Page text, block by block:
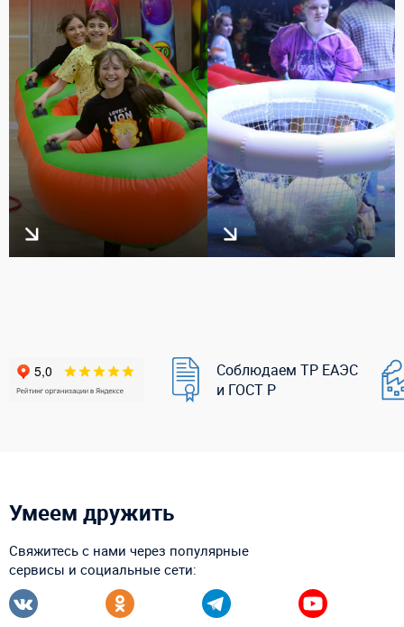
Соблюдаем ТР ЕАЭС
и ГОСТ Р
Умеем дружить
Свяжитесь с нами через популярные
сервисы и социальные сети: